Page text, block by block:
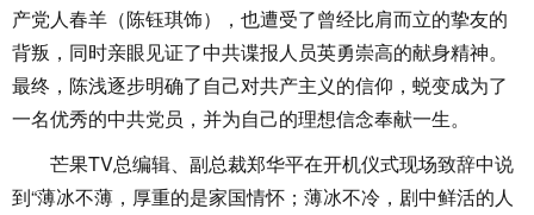
产党人春羊（陈钰琪饰），也遭受了曾经比肩而立的挚友的
背叛，同时亲眼见证了中共谍报人员英勇崇高的献身精神。
最终，陈浅逐步明确了自己对共产主义的信仰，蜕变成为了
一名优秀的中共党员，并为自己的理想信念奉献一生。
芒果TV总编辑、副总裁郑华平在开机仪式现场致辞中说
到“薄冰不薄，厚重的是家国情怀；薄冰不冷，剧中鲜活的人